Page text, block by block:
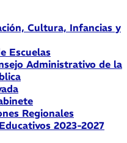
Cultura, Infancias y
Escuelas
Administrativo de la
Regionales
2023-2027